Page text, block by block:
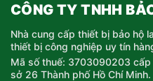
CÔNG TY TNHH
Nhà cung cấp thiết bị bảo hộ
thiết bị công nghiệp uy tín
Mã số thuế: 3703090203
sở 26 Thành phố Hồ Chí Minh.